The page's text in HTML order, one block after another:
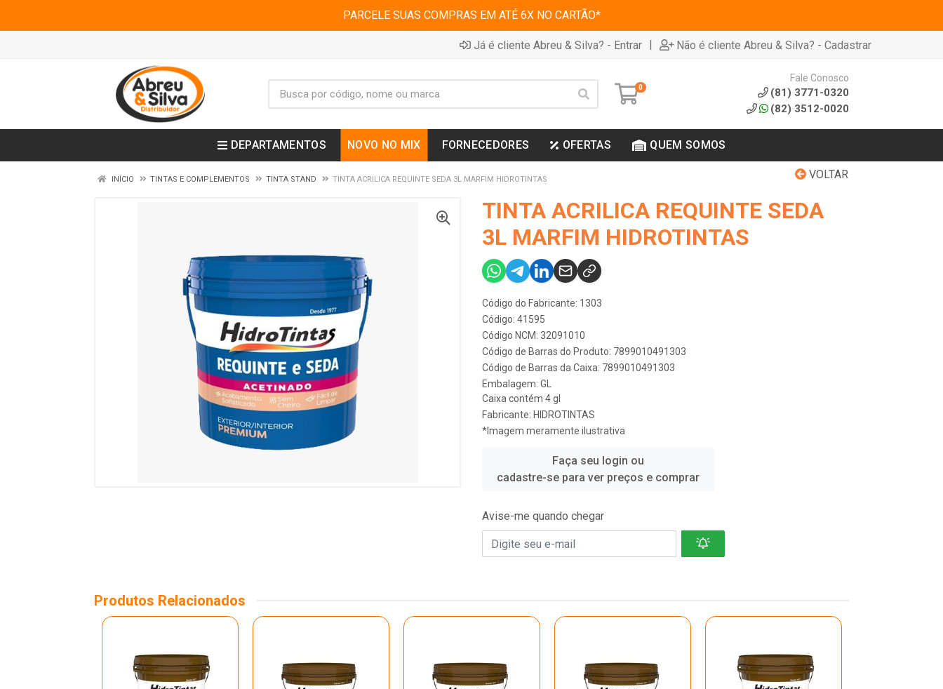
PARCELE SUAS COMPRAS EM ATÉ 6X NO CARTÃO*
Já é cliente Abreu & Silva? - Entrar | Não é cliente Abreu & Silva? - Cadastrar
0
Fale Conosco
(81) 3771-0320
(82) 3512-0020
DEPARTAMENTOS NOVO NO MIX FORNECEDORES OFERTAS QUEM SOMOS
VOLTAR
INÍCIO TINTAS E COMPLEMENTOS TINTA STAND TINTA ACRILICA REQUINTE SEDA 3L MARFIM HIDROTINTAS
TINTA ACRILICA REQUINTE SEDA
3L MARFIM HIDROTINTAS
Código do Fabricante: 1303
Código: 41595
Código NCM: 32091010
Código de Barras do Produto: 7899010491303
Código de Barras da Caixa: 7899010491303
Embalagem: GL
Caixa contém 4 gl
Fabricante: HIDROTINTAS
*Imagem meramente ilustrativa
Faça seu login ou
cadastre-se para ver preços e comprar
Avise-me quando chegar
Produtos Relacionados